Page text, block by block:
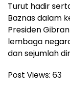
Turut hadir
Baznas dalam
Presiden
lembaga
dan sejumlah
Post Views: 63